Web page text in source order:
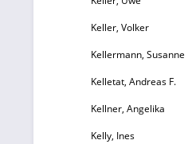
Keller, Volker
Kellermann, Susanne
Kelletat, Andreas F.
Kellner, Angelika
Kelly, Ines